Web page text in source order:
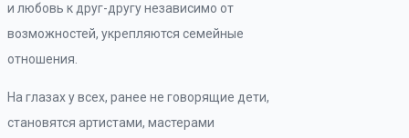
и любовь к друг-другу независимо от
возможностей, укрепляются семейные
отношения.
На глазах у всех, ранее не говорящие дети,
становятся артистами, мастерами